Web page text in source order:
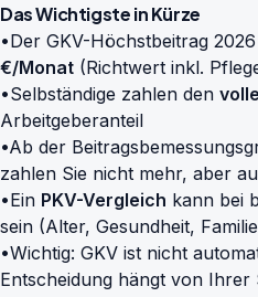
Das Wichtigste in Kürze
•Der GKV-Höchstbeitrag
€/Monat (Richtwert inkl.
•Selbständige zahlen den
Arbeitgeberanteil
•Ab der
zahlen Sie nicht mehr, aber
•Ein PKV-Vergleich kann bei
sein (Alter, Gesundheit,
•Wichtig: GKV ist nicht
Entscheidung hängt von Ihrer